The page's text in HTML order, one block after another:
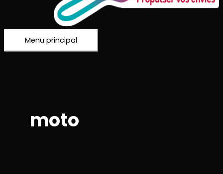
Menu principal
moto